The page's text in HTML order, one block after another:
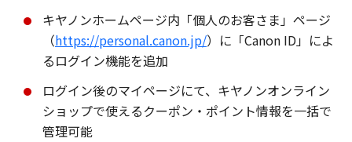
キヤノンホームページ内「個人のお客さま」ページ
（https://personal.canon.jp/）に「Canon ID」によ
るログイン機能を追加
ログイン後のマイページにて、キヤノンオンライン
ショップで使えるクーポン・ポイント情報を一括で
管理可能